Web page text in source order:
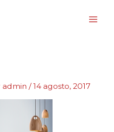
admin /14 agosto, 2017